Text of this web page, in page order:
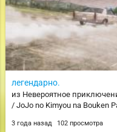
легендарно.
из Невероятное
/ JoJo no Kimyou na Bouken
3 года назад 102 просмотра